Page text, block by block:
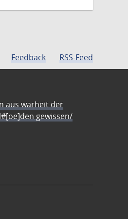
Feedback RSS-Feed
aus warheit der
gewissen/